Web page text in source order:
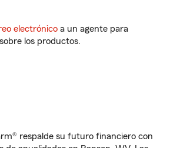
electrónico a un agente para
los productos.
respalde su futuro financiero con